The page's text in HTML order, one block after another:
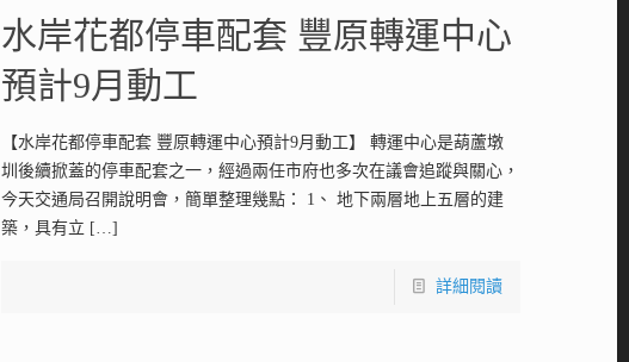
水岸花都停車配套 豐原轉運中心
預計9月動工
【水岸花都停車配套 豐原轉運中心預計9月動工】 轉運中心是葫蘆墩
圳後續掀蓋的停車配套之一，經過兩任市府也多次在議會追蹤與關心，
今天交通局召開說明會，簡單整理幾點： 1、 地下兩層地上五層的建
築，具有立 […]
詳細閱讀